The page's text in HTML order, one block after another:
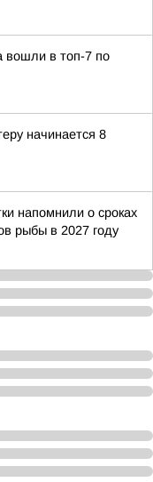
вошли в топ-7 по
начинается 8
напомнили о сроках
рыбы в 2027 году